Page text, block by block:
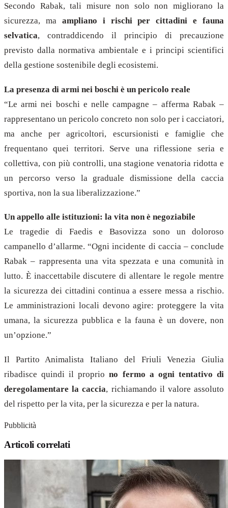
Secondo Rabak, tali misure non solo non migliorano la
sicurezza, ma ampliano i rischi per cittadini e fauna
selvatica, contraddicendo il principio di precauzione
previsto dalla normativa ambientale e i principi scientifici
della gestione sostenibile degli ecosistemi.
La presenza di armi nei boschi è un pericolo reale
“Le armi nei boschi e nelle campagne – afferma Rabak –
rappresentano un pericolo concreto non solo per i cacciatori,
ma anche per agricoltori, escursionisti e famiglie che
frequentano quei territori. Serve una riflessione seria e
collettiva, con più controlli, una stagione venatoria ridotta e
un percorso verso la graduale dismissione della caccia
sportiva, non la sua liberalizzazione.”
Un appello alle istituzioni: la vita non è negoziabile
Le tragedie di Faedis e Basovizza sono un doloroso
campanello d’allarme. “Ogni incidente di caccia – conclude
Rabak – rappresenta una vita spezzata e una comunità in
lutto. È inaccettabile discutere di allentare le regole mentre
la sicurezza dei cittadini continua a essere messa a rischio.
Le amministrazioni locali devono agire: proteggere la vita
umana, la sicurezza pubblica e la fauna è un dovere, non
un’opzione.”
Il Partito Animalista Italiano del Friuli Venezia Giulia
ribadisce quindi il propriono fermo a ogni tentativo di
deregolamentare la caccia, richiamando il valore assoluto
del rispetto per la vita, per la sicurezza e per la natura.
Pubblicità
Articoli correlati